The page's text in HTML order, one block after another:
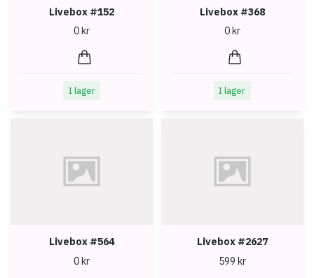
Livebox #152
0 kr
I lager
Livebox #368
0 kr
I lager
Livebox #564
0 kr
Livebox #2627
599 kr